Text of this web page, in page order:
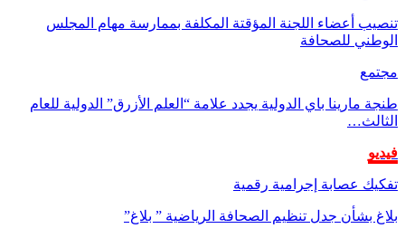
تنصيب أعضاء اللجنة المؤقتة المكلفة بممارسة مهام المجلس
الوطني للصحافة
مجتمع
طنجة مارينا باي الدولية يجدد علامة “العلم الأزرق” الدولية للعام
الثالث…
فيديو
تفكيك عصابة إجرامية رقمية
بلاغ بشأن جدل تنظيم الصحافة الرياضية ” بلاغ”